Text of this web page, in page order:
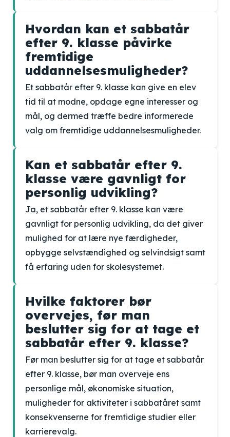
Hvordan kan et sabbatår
efter 9. klasse påvirke
fremtidige
uddannelsesmuligheder?
Et sabbatår efter 9. klasse kan give en elev
tid til at modne, opdage egne interesser og
mål, og dermed træffe bedre informerede
valg om fremtidige uddannelsesmuligheder.
Kan et sabbatår efter 9.
klasse være gavnligt for
personlig udvikling?
Ja, et sabbatår efter 9. klasse kan være
gavnligt for personlig udvikling, da det giver
mulighed for at lære nye færdigheder,
opbygge selvstændighed og selvindsigt samt
få erfaring uden for skolesystemet.
Hvilke faktorer bør
overvejes, før man
beslutter sig for at tage et
sabbatår efter 9. klasse?
Før man beslutter sig for at tage et sabbatår
efter 9. klasse, bør man overveje ens
personlige mål, økonomiske situation,
muligheder for aktiviteter i sabbatåret samt
konsekvenserne for fremtidige studier eller
karrierevalg.